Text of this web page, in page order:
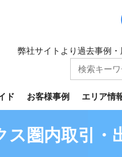
弊社サイトより過去事例
Search
for:
ド お客様事例 エリア情
ス圏内取引・